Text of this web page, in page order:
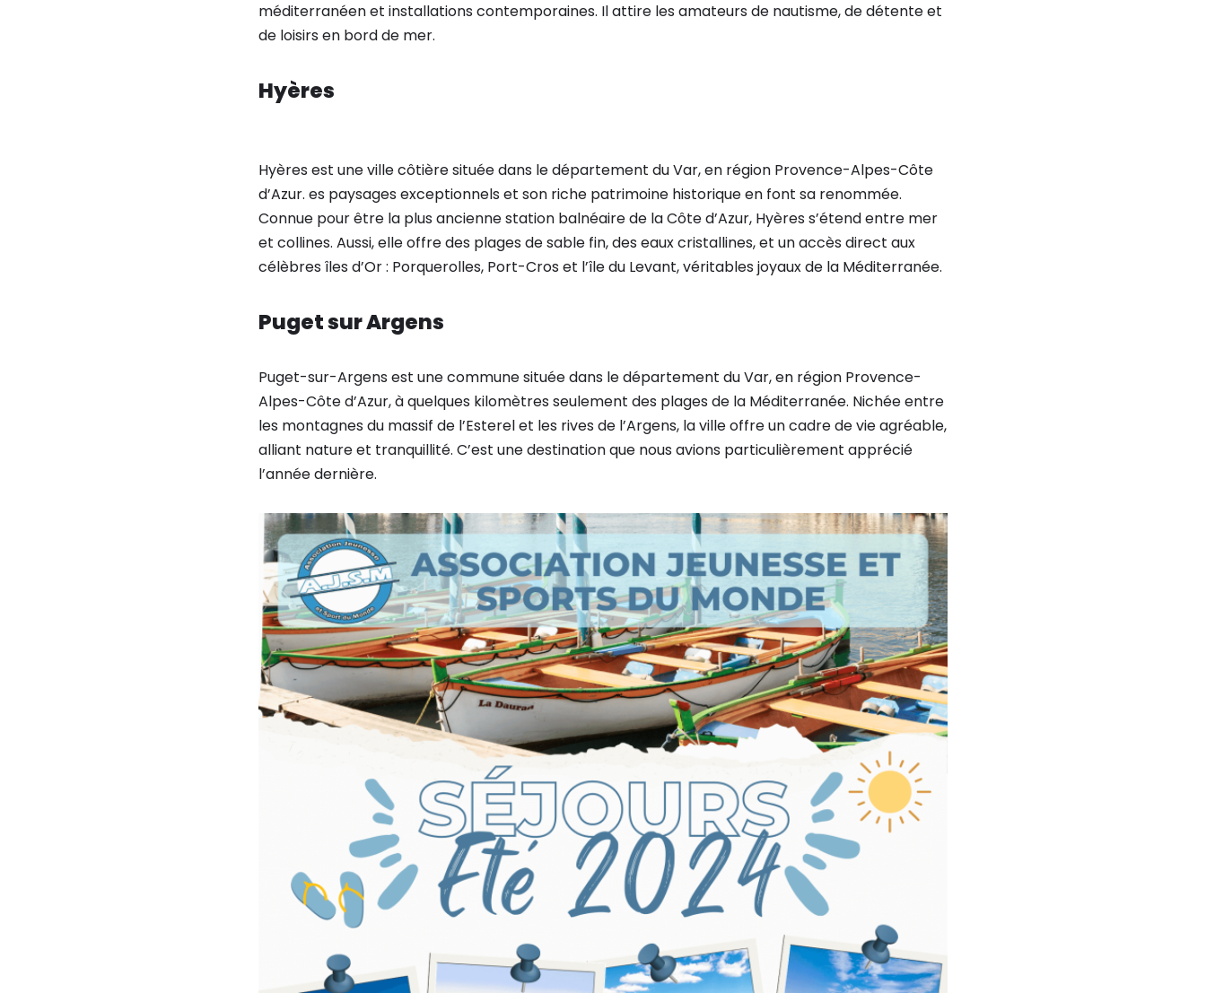
méditerranéen et installations contemporaines. Il attire les amateurs de nautisme, de détente et
de loisirs en bord de mer.
Hyères
Hyères est une ville côtière située dans le département du Var, en région Provence-Alpes-Côte
d’Azur. es paysages exceptionnels et son riche patrimoine historique en font sa renommée.
Connue pour être la plus ancienne station balnéaire de la Côte d’Azur, Hyères s’étend entre mer
et collines. Aussi, elle offre des plages de sable fin, des eaux cristallines, et un accès direct aux
célèbres îles d’Or : Porquerolles, Port-Cros et l’île du Levant, véritables joyaux de la Méditerranée.
Puget sur Argens
Puget-sur-Argens est une commune située dans le département du Var, en région Provence-
Alpes-Côte d’Azur, à quelques kilomètres seulement des plages de la Méditerranée. Nichée entre
les montagnes du massif de l’Esterel et les rives de l’Argens, la ville offre un cadre de vie agréable,
alliant nature et tranquillité. C’est une destination que nous avions particulièrement apprécié
l’année dernière.